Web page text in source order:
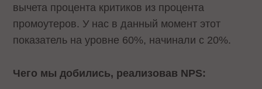
вычета процента критиков из процента
промоутеров. У нас в данный момент этот
показатель на уровне 60%, начинали с 20%.
Чего мы добились, реализовав NPS: